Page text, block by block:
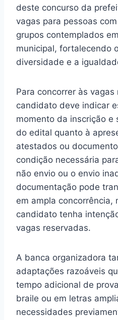
deste concurso da
vagas para pessoas
grupos contemplados
municipal, fortalecendo
diversidade e a
Para concorrer às
candidato deve indicar
momento da inscrição e
do edital quanto à
atestados ou
condição necessária
não envio ou o envio
documentação pode
em ampla concorrência,
candidato tenha
vagas reservadas.
A banca organizadora
adaptações razoáveis
tempo adicional de
braile ou em letras
necessidades